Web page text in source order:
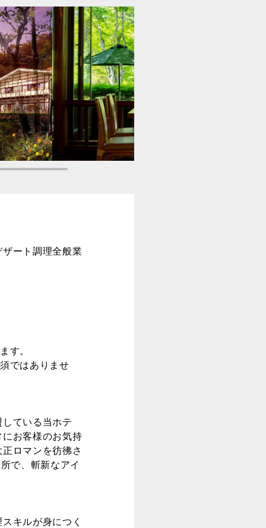
ート調理全般業
す。
ではありませ
ている当ホテ
お客様のお気持
ロマンを彷彿さ
で、斬新なアイ
キルが身につく